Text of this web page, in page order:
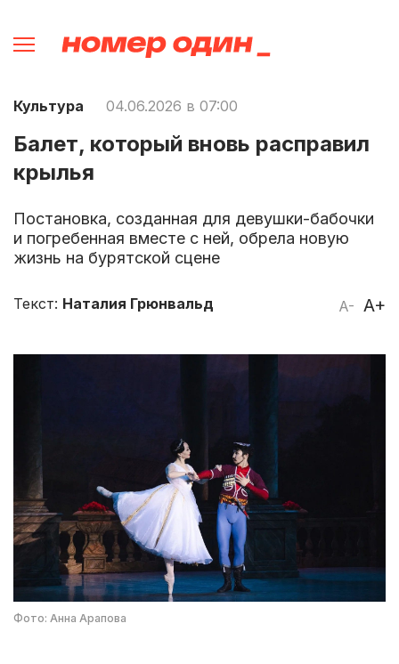
Культура 04.06.2026 в 07:00
Балет, который вновь расправил
крылья
Постановка, созданная для девушки-бабочки
и погребенная вместе с ней, обрела новую
жизнь на бурятской сцене
A- A+
Текст: Наталия Грюнвальд
Фото: Анна Арапова